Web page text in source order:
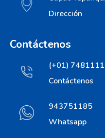
Dirección
Contáctenos
(+01) 7481111
Contáctenos
943751185
Whatsapp